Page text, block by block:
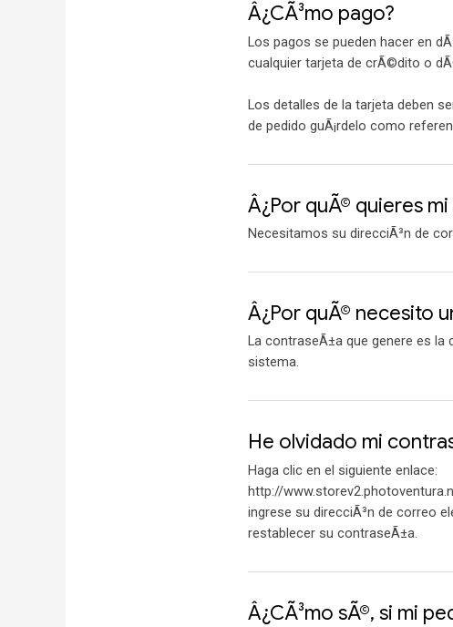
Â¿CÃ³mo pago?
Los pagos se pueden hacer en
cualquier tarjeta de crÃ©dito o
Los detalles de la tarjeta deben
de pedido guÃ¡rdelo como
Â¿Por quÃ© quieres
Necesitamos su direcciÃ³n de
Â¿Por quÃ© necesito
La contraseÃ±a que genere es la
sistema.
He olvidado mi
Haga clic en el siguiente enlace:
http://
ingrese su direcciÃ³n de correo
restablecer su contraseÃ±a.
Â¿CÃ³mo sÃ©, si mi